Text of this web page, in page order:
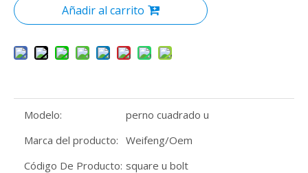
Añadir al carrito
Modelo:
perno cuadrado u
Marca del producto: Weifeng/Oem
Código De Producto: square u bolt